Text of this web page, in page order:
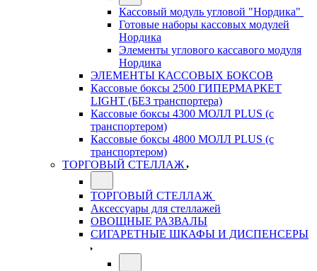
Кассовый модуль угловой "Нордика"
Готовые наборы кассовых модулей
Нордика
Элементы углового кассавого модуля
Нордика
ЭЛЕМЕНТЫ КАССОВЫХ БОКСОВ
Кассовые боксы 2500 ГИПЕРМАРКЕТ
LIGHT (БЕЗ транспортера)
Кассовые боксы 4300 МОЛЛ PLUS (с
транспортером)
Кассовые боксы 4800 МОЛЛ PLUS (с
транспортером)
ТОРГОВЫЙ СТЕЛЛАЖ
ТОРГОВЫЙ СТЕЛЛАЖ
Аксессуары для стеллажей
ОВОЩНЫЕ РАЗВАЛЫ
СИГАРЕТНЫЕ ШКАФЫ И ДИСПЕНСЕРЫ